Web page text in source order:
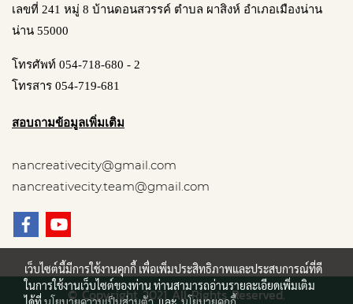
เลขที่ 241 หมู่ 8 บ้านดอนสวรรค์ ตำบล ผาสิงห์ อำเภอเมืองน่าน
น่าน 55000
โทรศัพท์ 054-718-680 - 2
โทรสาร 054-719-681
สอบถามข้อมูลเพิ่มเติม
nancreativecity@gmail.com
nancreativecity.team@gmail.com
© Copyright 2021 All Rights Reserved.
เว็บไซต์นี้มีการใช้งานคุกกี้ เพื่อเพิ่มประสิทธิภาพและประสบการณ์ที่ดี
ในการใช้งานเว็บไซต์ของท่าน ท่านสามารถอ่านรายละเอียดเพิ่มเติม